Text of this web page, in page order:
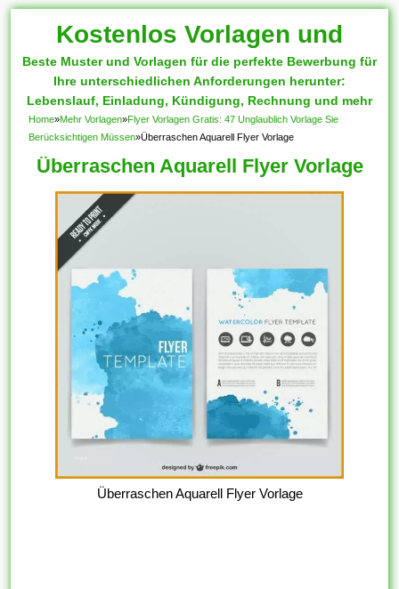
Kostenlos Vorlagen und
Muster
Beste Muster und Vorlagen für die perfekte Bewerbung für
Ihre unterschiedlichen Anforderungen herunter:
Lebenslauf, Einladung, Kündigung, Rechnung und mehr
Home»Mehr Vorlagen»Flyer Vorlagen Gratis: 47 Unglaublich Vorlage Sie
Berücksichtigen Müssen»Überraschen Aquarell Flyer Vorlage
Überraschen Aquarell Flyer Vorlage
Überraschen Aquarell Flyer Vorlage